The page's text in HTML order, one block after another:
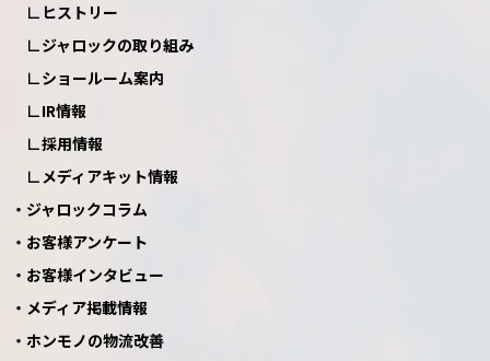
ヒストリー
ジャロックの取り組み
ショールーム案内
IR情報
採用情報
メディアキット情報
ジャロックコラム
お客様アンケート
お客様インタビュー
メディア掲載情報
ホンモノの物流改善